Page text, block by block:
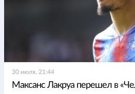
30 июля, 21:44
Максанс Лакруа перешел в